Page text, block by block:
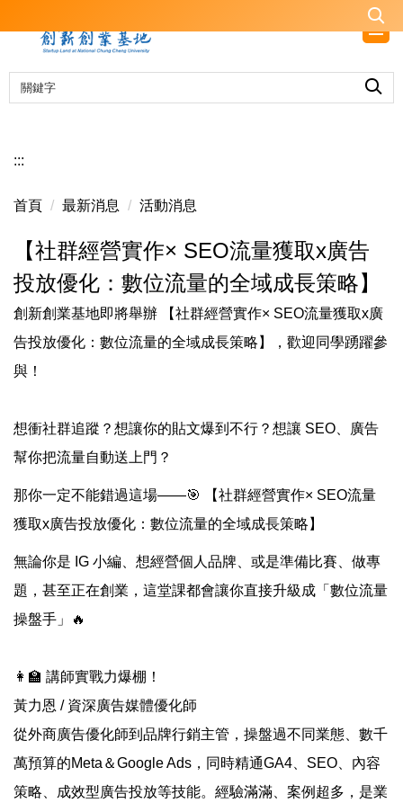
到
要
內
:::
首頁 最新消息 活動消息
【社群經營實作× SEO流量獲取x廣告
投放優化：數位流量的全域成長策略】
創新創業基地即將舉辦 【社群經營實作× SEO流量獲取x廣
告投放優化：數位流量的全域成長策略】，歡迎同學踴躍參
與！
想衝社群追蹤？想讓你的貼文爆到不行？想讓 SEO、廣告
幫你把流量自動送上門？
那你一定不能錯過這場——🎯 【社群經營實作× SEO流量
獲取x廣告投放優化：數位流量的全域成長策略】
無論你是 IG 小編、想經營個人品牌、或是準備比賽、做專
題，甚至正在創業，這堂課都會讓你直接升級成「數位流量
操盤手」🔥
👩‍🏫 講師實戰力爆棚！
黃力恩 / 資深廣告媒體優化師
從外商廣告優化師到品牌行銷主管，操盤過不同業態、數千
萬預算的Meta＆Google Ads，同時精通GA4、SEO、內容
策略、成效型廣告投放等技能。經驗滿滿、案例超多，是業